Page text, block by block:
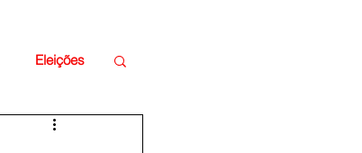
Eleições